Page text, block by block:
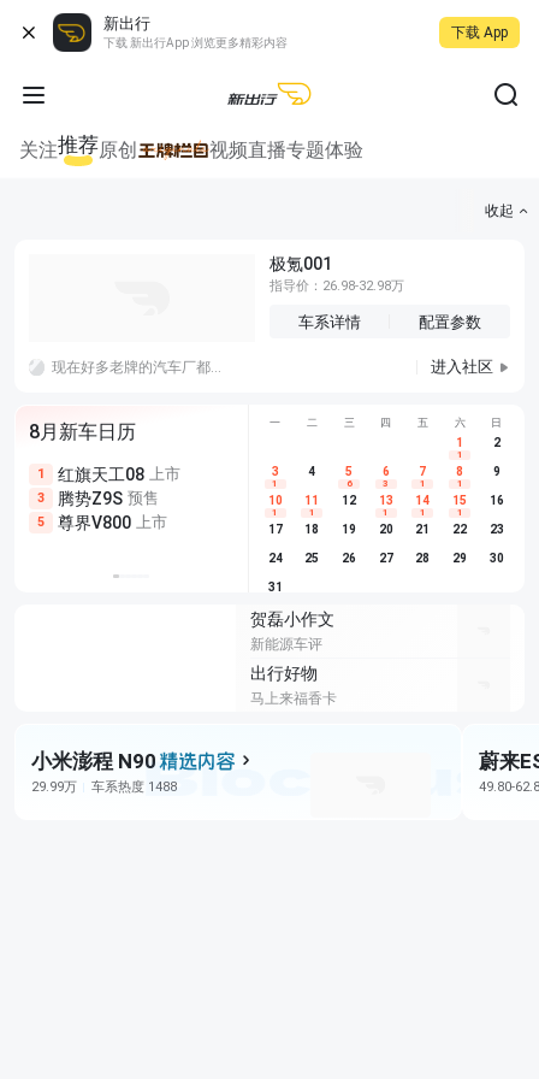
新出行
下载 新出行App 浏览更多精彩内容
下载 App
关注推荐原创 视频直播专题体验
收起
极氪001
指导价：26.98-32.98万
车系详情 配置参数
现在好多老牌的汽车厂都变成了新势力的加工厂，比如问界赛力斯，北汽享界，蔚来江淮等等，有意思! 进入社区
8月新车日历
1 红旗天工08 上市
3 腾势Z9S 预售
5 尊界V800 上市
尊界V680 上市
享界G9 预售
别克至境L7 预售
埃安
长城H10
深蓝S05
一 二 三 四 五 六 日
1
1
2
3
1
4 5
6
6
3
7
1
8
1
9
10
1
11
1
12 13
1
14
1
15
1
16
17 18 19 20 21 22 23
24 25 26 27 28 29 30
31
贺磊小作文
新能源车评
出行好物
马上来福香卡
小米澎程 N90
29.99万 车系热度 1488
蔚来
49.80-